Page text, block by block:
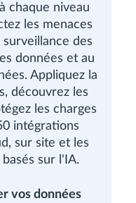
chaque niveau
les menaces
des
données et au
Appliquez la
découvrez les
les charges
intégrations
sur site et les
sur l'IA.
vos données